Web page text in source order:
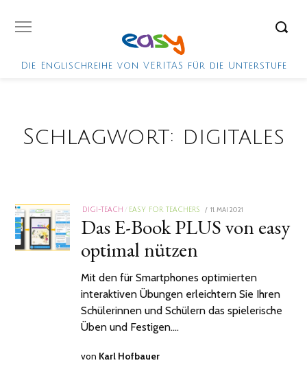
Die Englischreihe von VERITAS für die Unterstufe
Schlagwort: digitales
DIGI-TEACH EASY FOR TEACHERS
POSTED
ON
11. MAI 2021
2024
Das E-Book PLUS von easy
optimal nützen
Mit den für Smartphones optimierten
interaktiven Übungen erleichtern Sie Ihren
Schülerinnen und Schülern das spielerische
Üben und Festigen.…
von Karl Hofbauer